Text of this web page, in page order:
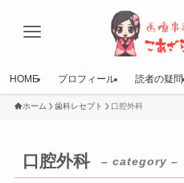
HOME プロフィール 読者の疑問
ホーム 歯科レセプト 口腔外科
口腔外科 – category –